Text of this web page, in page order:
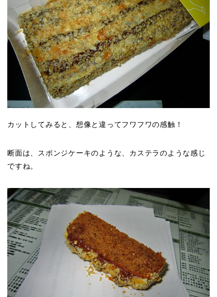
カットしてみると、想像と違ってフワフワの感触！
断面は、スポンジケーキのような、カステラのような感じ
ですね。